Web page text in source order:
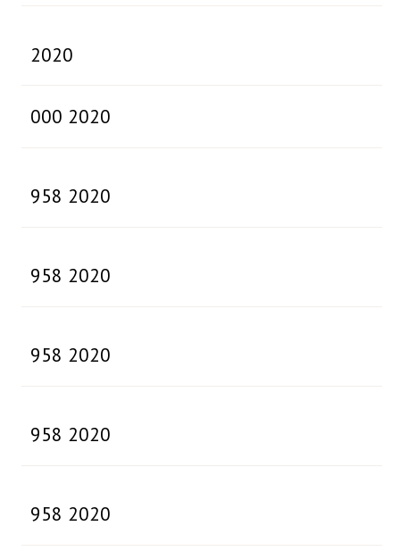
2020
000 2020
958 2020
958 2020
958 2020
958 2020
958 2020